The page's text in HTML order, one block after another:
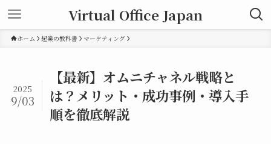
Virtual Office Japan
ホーム 起業の教科書 マーケティング
【最新】オムニチャネル戦略と
は？メリット・成功事例・導入手
順を徹底解説
2025
9/03